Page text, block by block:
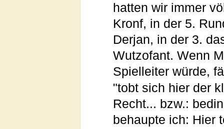
hatten wir immer
Kronf, in der 5.
Derjan, in der 3.
Wutzofant. Wenn
Spielleiter würde,
"tobt sich hier der
Recht... bzw.:
behaupte ich: Hier